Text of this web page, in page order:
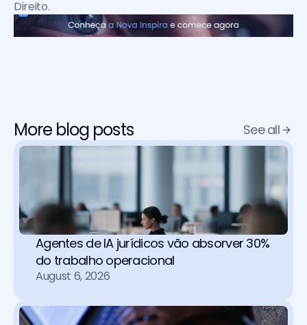
Direito.
More blog posts See all
Agentes de IA jurídicos vão absorver 30%
do trabalho operacional
August 6, 2026